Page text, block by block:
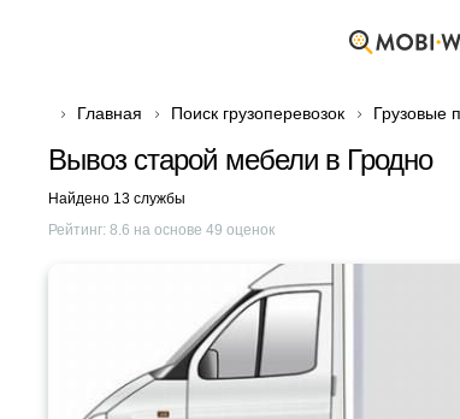
Главная Поиск грузоперевозок Грузовые
Вывоз старой мебели в Гродно
Найдено 13 службы
Рейтинг: 8.6 на основе 49 оценок